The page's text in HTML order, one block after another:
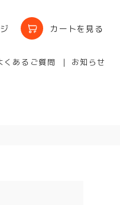
カートを見る
くあるご質問 お知らせ